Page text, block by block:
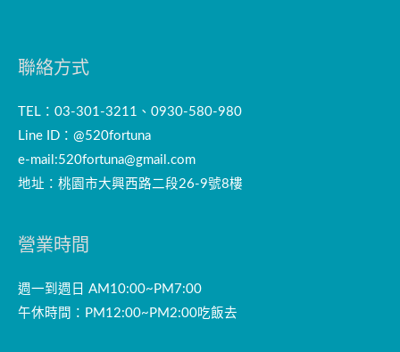
聯絡方式
TEL：03-301-3211、0930-580-980
Line ID：@520fortuna
e-mail:520fortuna@gmail.com
地址：桃園市大興西路二段26-9號8樓
營業時間
週一到週日 AM10:00~PM7:00
午休時間：PM12:00~PM2:00吃飯去